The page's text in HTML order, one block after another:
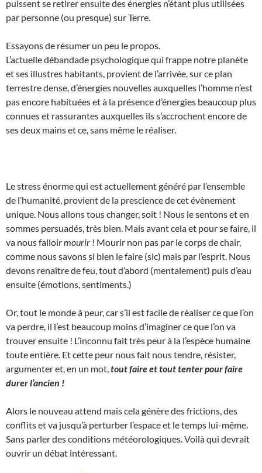
puissent se retirer ensuite des énergies n’étant plus utilisées
par personne (ou presque) sur Terre.
Essayons de résumer un peu le propos.
L’actuelle débandade psychologique qui frappe notre planète
et ses illustres habitants, provient de l’arrivée, sur ce plan
terrestre dense, d’énergies nouvelles auxquelles l’homme n’est
pas encore habituées et à la présence d’énergies beaucoup plus
connues et rassurantes auxquelles ils s’accrochent encore de
ses deux mains et ce, sans même le réaliser.
Le stress énorme qui est actuellement généré par l’ensemble
de l’humanité, provient de la prescience de cet évènement
unique. Nous allons tous changer, soit ! Nous le sentons et en
sommes persuadés, très bien. Mais avant cela et pour se faire, il
va nous falloirmourir ! Mourir non pas par le corps de chair,
comme nous savons si bien le faire (sic) mais par l’esprit. Nous
devons renaître de feu, tout d’abord (mentalement) puis d’eau
ensuite (émotions, sentiments.)
Or, tout le monde à peur, car s’il est facile de réaliser ce que l’on
va perdre, il l’est beaucoup moins d’imaginer ce que l’on va
trouver ensuite ! L’inconnu fait très peur à la l’espèce humaine
toute entière. Et cette peur nous fait nous tendre, résister,
argumenter et, en un mot, tout faire et tout tenter pour faire
durer l’ancien !
Alors le nouveau attend mais cela génère des frictions, des
conflits et va jusqu’à perturber l’espace et le temps lui-même.
Sans parler des conditions météorologiques. Voilà qui devrait
ouvrir un débat intéressant.